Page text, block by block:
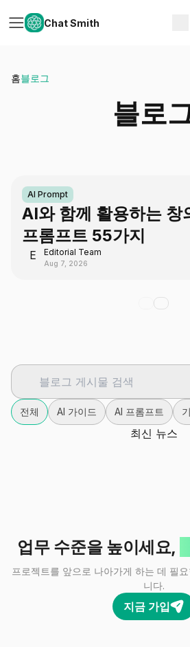
Chat Smith
홈블로그
블로
AI Prompt
AI와 함께 활용하는 창
프롬프트 55가지
E Editorial Team
Aug 7, 2026
전체 AI 가이드 AI 프롬프트
최신 뉴스
업무 수준을 높이세요,
프로젝트를 앞으로 나아가게 하는 데 필
니다.
지금 가입